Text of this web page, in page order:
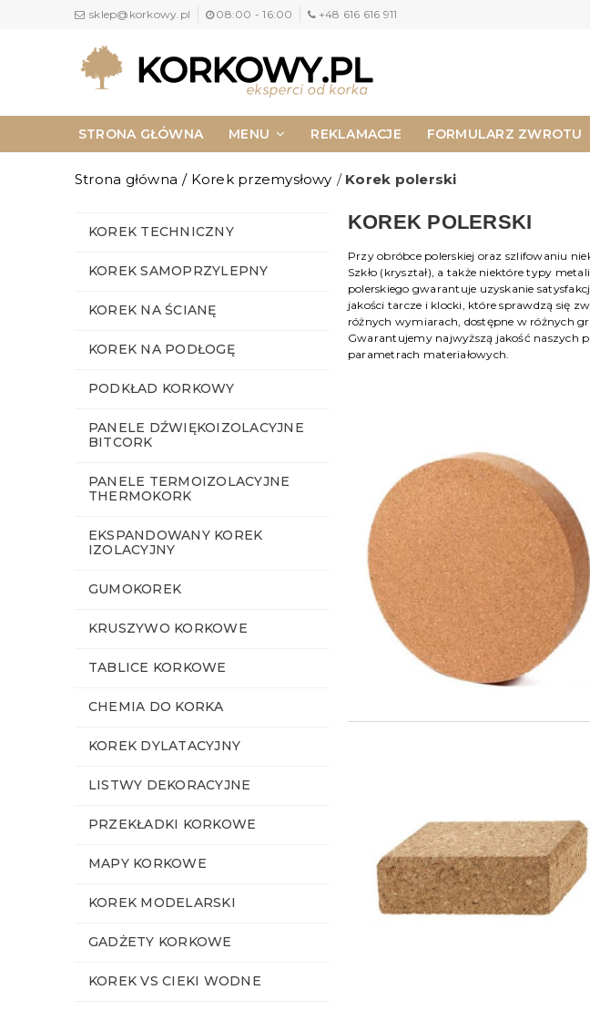
sklep@korkowy.pl 08:00 - 16:00 +48 616 616 911
STRONA GŁÓWNA MENU REKLAMACJE FORMULARZ ZWROTU
NAPISZ DO NAS KONTAKT
Strona główna / Korek przemysłowy / Korek polerski
KOREK TECHNICZNY
KOREK SAMOPRZYLEPNY
KOREK NA ŚCIANĘ
KOREK NA PODŁOGĘ
PODKŁAD KORKOWY
PANELE DŹWIĘKOIZOLACYJNE
BITCORK
PANELE TERMOIZOLACYJNE
THERMOKORK
EKSPANDOWANY KOREK
IZOLACYJNY
GUMOKOREK
KRUSZYWO KORKOWE
TABLICE KORKOWE
CHEMIA DO KORKA
KOREK DYLATACYJNY
LISTWY DEKORACYJNE
PRZEKŁADKI KORKOWE
MAPY KORKOWE
KOREK MODELARSKI
GADŻETY KORKOWE
KOREK VS CIEKI WODNE
KOREK POLERSKI
Przy obróbce polerskiej oraz szlifowaniu
Szkło (kryształ), a także niektóre typy
polerskiego gwarantuje uzyskanie
jakości tarcze i klocki, które sprawdzą się
różnych wymiarach, dostępne w różnych
Gwarantujemy najwyższą jakość naszych
parametrach materiałowych.